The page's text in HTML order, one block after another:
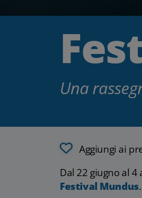
Una
Aggiungi ai
Dal 22 giugno al
Festival Mundus.